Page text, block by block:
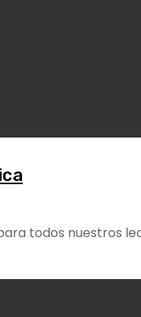
todos nuestros